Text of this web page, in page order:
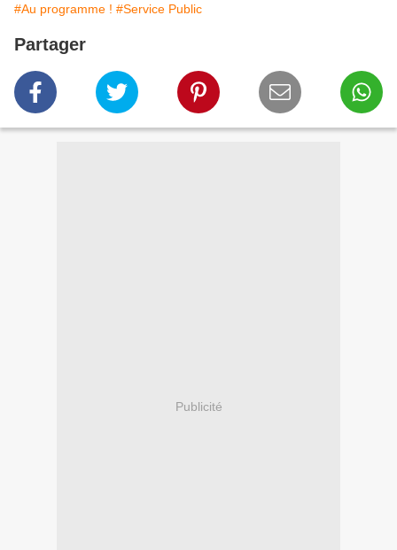
#Au programme ! #Service Public
Partager
Publicité